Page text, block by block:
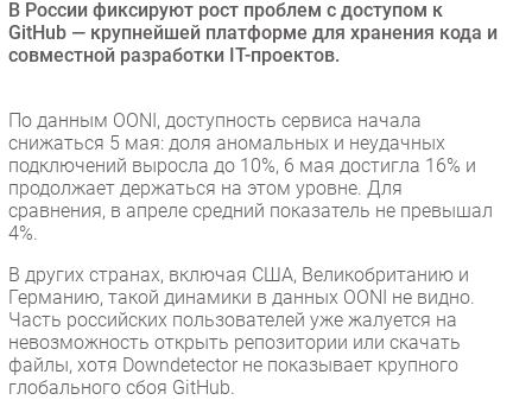
Безопасность
Инновации
Гаджеты
Здоровье
РАЗДЕЛЫ
Новости
Аналитика
Интервью
Мероприятия
В России фиксируют рост проблем с доступом к
GitHub — крупнейшей платформе для хранения кода и
совместной разработки IT-проектов.
По данным OONI, доступность сервиса начала
снижаться 5 мая: доля аномальных и неудачных
подключений выросла до 10%, 6 мая достигла 16% и
продолжает держаться на этом уровне. Для
сравнения, в апреле средний показатель не превышал
4%.
В других странах, включая США, Великобританию и
Германию, такой динамики в данных OONI не видно.
Часть российских пользователей уже жалуется на
невозможность открыть репозитории или скачать
файлы, хотя Downdetector не показывает крупного
глобального сбоя GitHub.